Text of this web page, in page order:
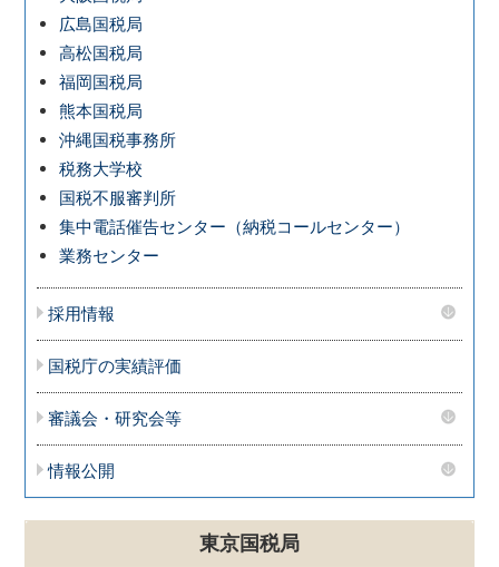
広島国税局
高松国税局
福岡国税局
熊本国税局
沖縄国税事務所
税務大学校
国税不服審判所
集中電話催告センター（納税コールセンター）
業務センター
採用情報
国税庁の実績評価
審議会・研究会等
情報公開
東京国税局